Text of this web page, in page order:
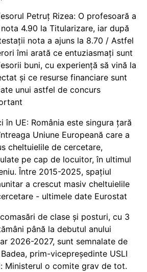
Petruț Rizea: O profesoară a
4.90 la Titularizare, iar după
nota a ajuns la 8.70 / Astfel
îmi arată ce entuziasmați sunt
buni, cu experiență să vină la
și ce resurse financiare sunt
unui astfel de concurs
în UE: România este singura țară
Uniune Europeană care a
cheltuielile de cercetare,
pe cap de locuitor, în ultimul
Între 2015-2025, spațiul
a crescut masiv cheltuielile
- ultimele date Eurostat
de clase și posturi, cu 3
până la debutul anului
2026-2027, sunt semnalate de
prim-vicepreședinte USLI
Ministerul o comite grav de tot.